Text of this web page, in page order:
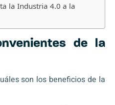
la Industria 4.0 a la
de la
son los beneficios de la